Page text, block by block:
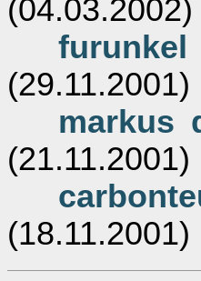
(04.03.2002)
furunkel
(29.11.2001)
markus
(21.11.2001)
(18.11.2001)